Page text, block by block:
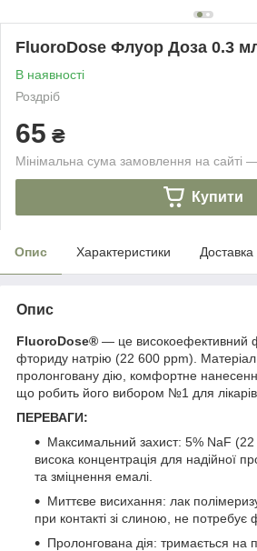
FluoroDose Флуор Доза 0.3
В наявності
Роздріб
65 ₴
Мінімальна сума замовлення на сайті
Купити
Опис Характеристики Доставка
Опис
FluoroDose® — це високоефективний
фториду натрію (22 600 ppm). Матеріал
пролонговану дію, комфортне
що робить його вибором №1 для лікарів і
ПЕРЕВАГИ:
Максимальний захист: 5% NaF
висока концентрація для надійної
та зміцнення емалі.
Миттєве висихання: лак
при контакті зі слиною, не потребує
Пролонгована дія: тримається на